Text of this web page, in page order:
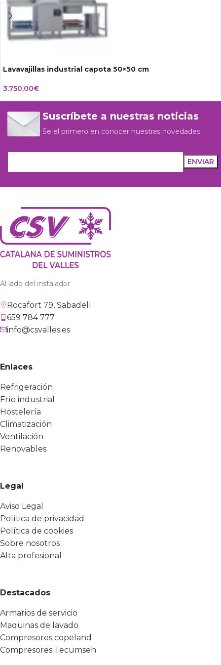
Lavavajillas industrial capota 50×50 cm
3.750,00€
Suscríbete a nuestras noticias
Se el primero en conocer nuestras novedades
Al lado del instalador
Rocafort 79, Sabadell
659 784 777
info@csvalles.es
Enlaces
Refrigeración
Frío industrial
Hostelería
Climatización
Ventilación
Renovables
Legal
Aviso Legal
Política de privacidad
Política de cookies
Sobre nosotros
Alta profesional
Destacados
Armarios de servicio
Maquinas de lavado
Compresores copeland
Compresores Tecumseh